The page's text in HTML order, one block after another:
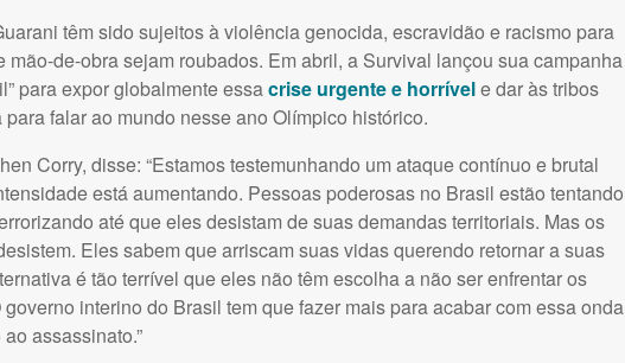
têm sido sujeitos à violência genocida, escravidão e racismo para
mão-de-obra sejam roubados. Em abril, a Survival lançou sua campanha
para expor globalmente essacrise urgente e horrívele dar às tribos
falar ao mundo nesse ano Olímpico histórico.
Corry, disse: “Estamos testemunhando um ataque contínuo e brutal
está aumentando. Pessoas poderosas no Brasil estão tentando
até que eles desistam de suas demandas territoriais. Mas os
Eles sabem que arriscam suas vidas querendo retornar a suas
é tão terrível que eles não têm escolha a não ser enfrentar os
interino do Brasil tem que fazer mais para acabar com essa onda
assassinato.”